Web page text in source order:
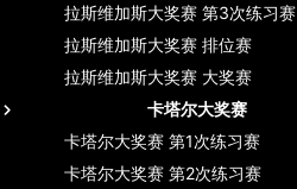
拉斯维加斯大奖赛 第3次练习赛
拉斯维加斯大奖赛 排位赛
拉斯维加斯大奖赛 大奖赛
卡塔尔大奖赛
卡塔尔大奖赛 第1次练习赛
卡塔尔大奖赛 第2次练习赛